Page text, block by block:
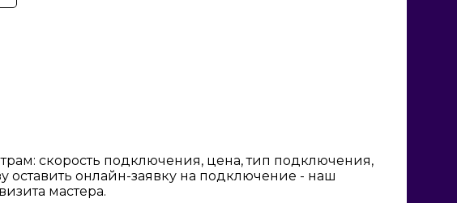
скорость подключения, цена, тип подключения,
оставить онлайн-заявку на подключение - наш
мастера.